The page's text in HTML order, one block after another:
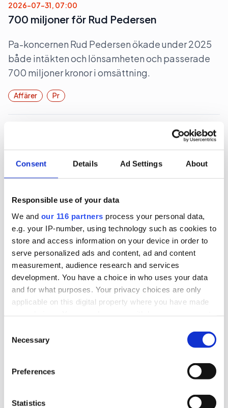
Consent Details Ad Settings About
Responsible use of your data
We and our 116 partners process your personal data,
e.g. your IP-number, using technology such as cookies to
store and access information on your device in order to
serve personalized ads and content, ad and content
measurement, audience research and services
development. You have a choice in who uses your data
and for what purposes. Your privacy choices are only
applicable on this digital property where you have made
the Privacy trigger icon.
Find out more about how your personal data is processed
and set your preferences in the
We use cookies to personalise content and ads, to
Selection
Necessary
Preferences
Statistics
2026-07-31, 07:00
700 miljoner för Rud Pedersen
Pa-koncernen Rud Pedersen ökade under 2025
både intäkten och lönsamheten och passerade
700 miljoner kronor i omsättning.
Affärer Pr
För första gången sedan starten 2015 har pr-
byrån Obeya gått med förlust. Det skedde
räkenskapsåret 2025.
Affärer Pr
2026-07-24, 08:00
Kundtapp raderade Jungs lönsamhet
Pr-byrån Jung tappade storkunden P&G och det
syns tydligt i bokslutet för 2025.
Minskad lönsamhet på Hallvarsson
Pr-byrån Hallvarsson & Halvarsson tappade i